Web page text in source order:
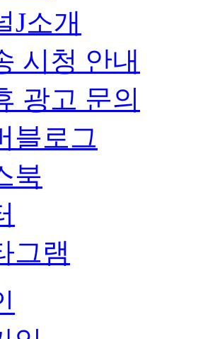
J소개
시청 안내
광고 문의
블로그
북
그램